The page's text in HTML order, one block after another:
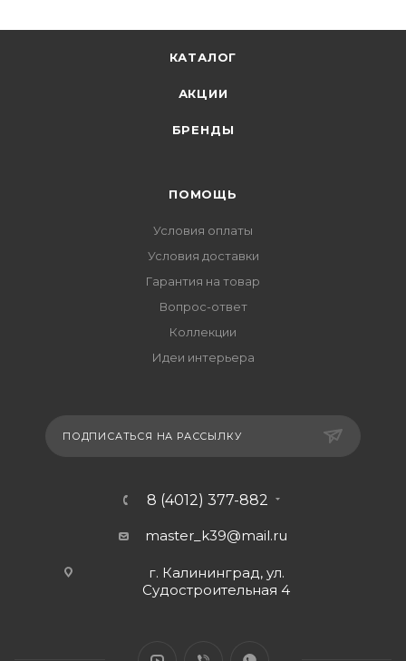
КАТАЛОГ
АКЦИИ
БРЕНДЫ
ПОМОЩЬ
Условия оплаты
Условия доставки
Гарантия на товар
Вопрос-ответ
Коллекции
Идеи интерьера
ПОДПИСАТЬСЯ НА РАССЫЛКУ
8 (4012) 377-882
master_k39@mail.ru
г. Калининград, ул.
Судостроительная 4